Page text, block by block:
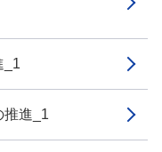
_1
進_1